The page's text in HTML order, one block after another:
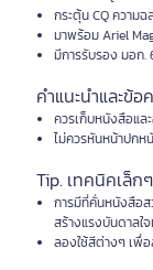
กระตุ้น CQ ความฉ
มาพร้อม Ariel
มีการรับรอง มอก.
คำแนะนำและข้อ
ควรเก็บหนังสือแล
ไม่ควรหันหน้าปกห
Tip. เทคนิคเล็ก
การมีที่คั่นหนังสือ
สร้างแรงบันดาลใ
ลองใช้สีต่างๆ เพื่